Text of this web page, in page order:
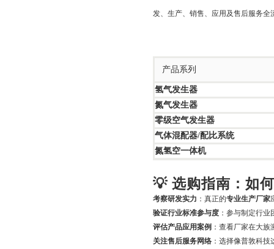
发、生产、销售、应用及售后服务全
产品系列
氢气发生器
氮气发生器
零级空气发生器
气体混配器/配比系统
氮氢空一体机
💡 选购指南：如
考察研发实力 ：真正的专业生产厂家
验证行业标准参与度 ：参与制定行
评估产品应用案例 ：查看厂家在大
关注售后服务网络 ：选择像普敦科